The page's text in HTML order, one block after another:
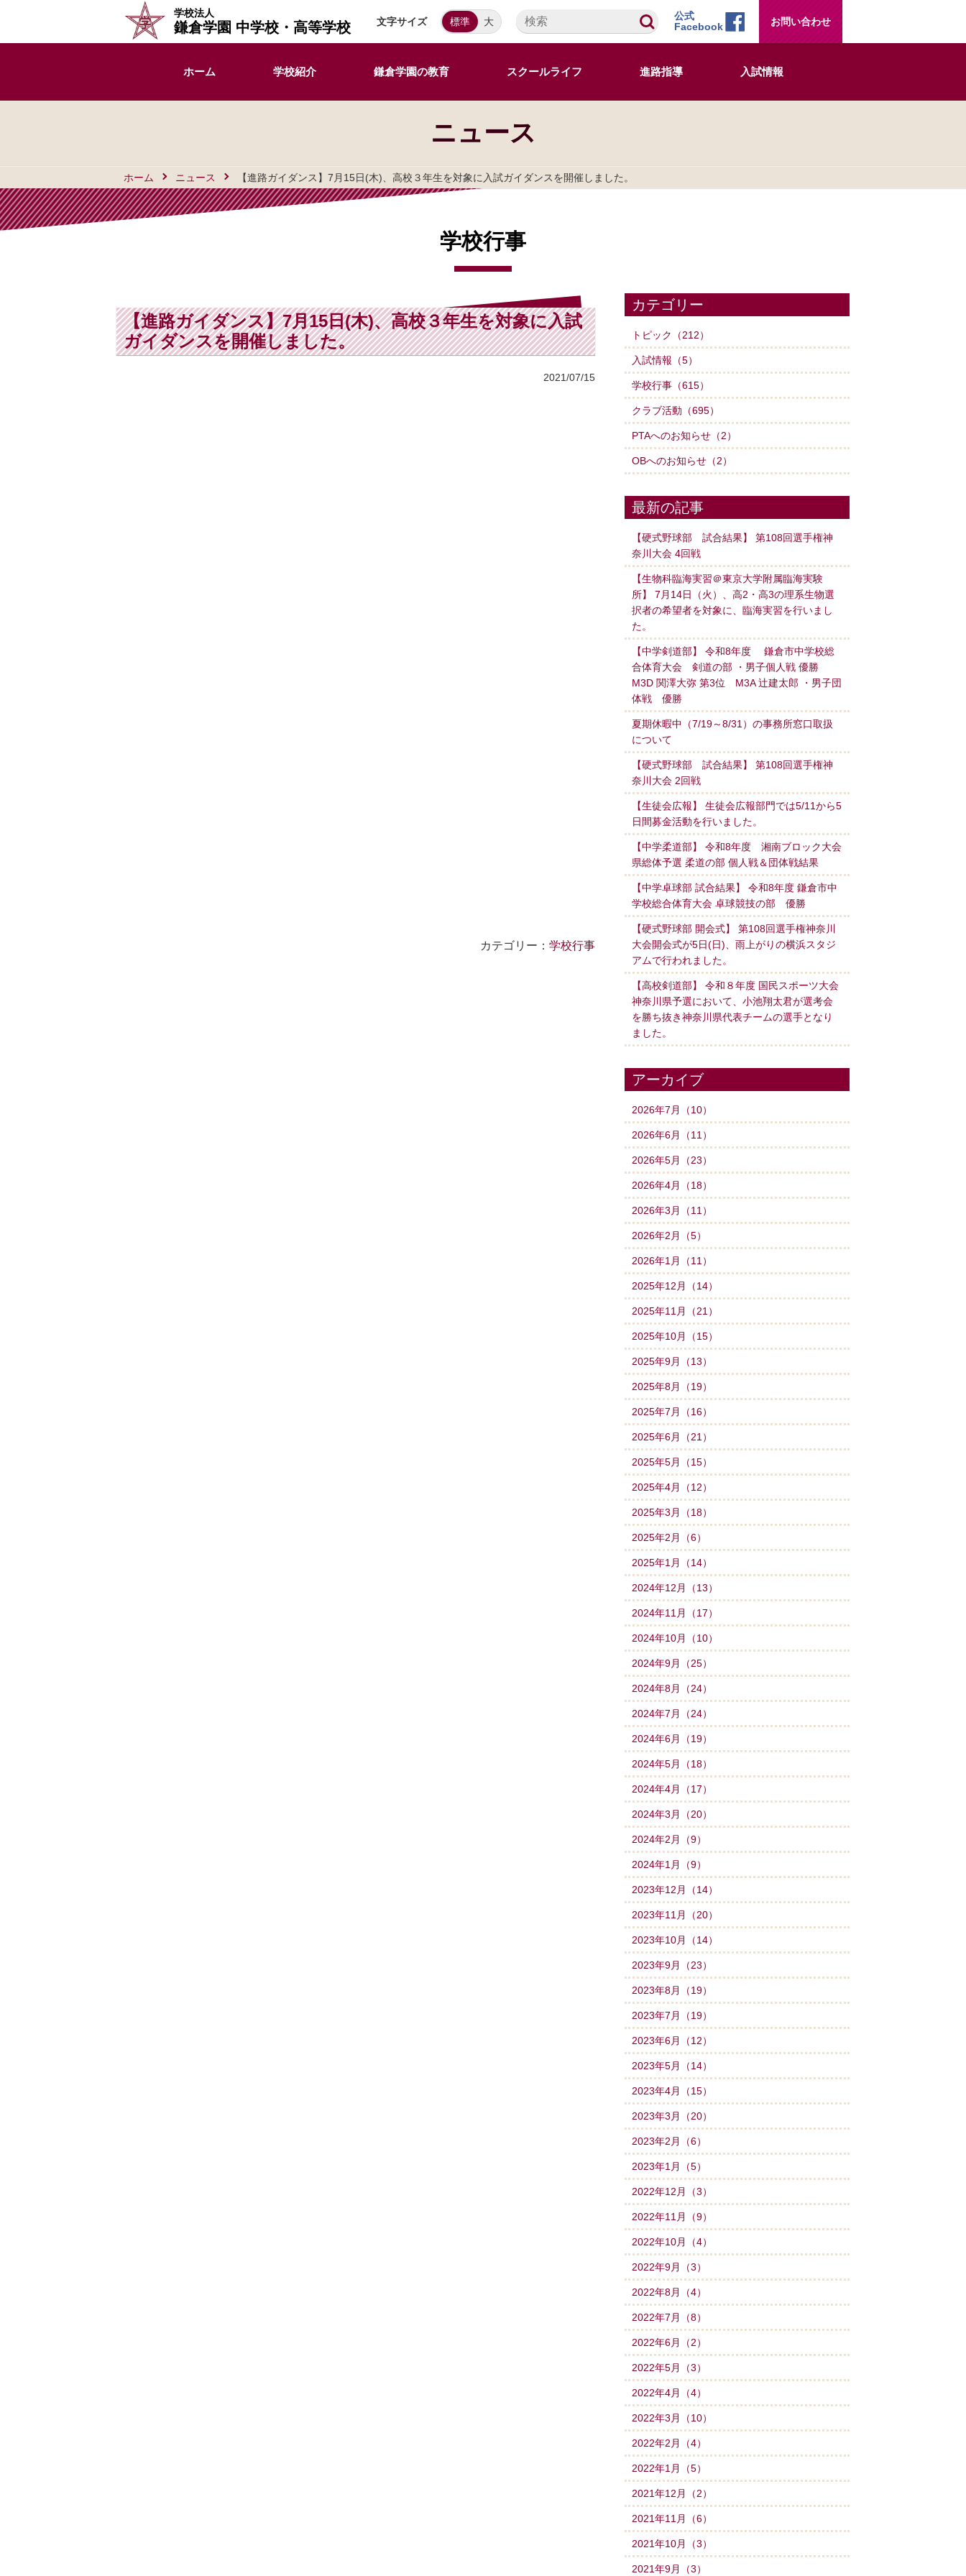
学校法人
鎌倉学園 中学校・高等学校 文字サイズ 標準 大
公式
Facebook
お問い合わせ
ホーム 学校紹介 鎌倉学園の教育 スクールライフ 進路指導 入試情報
ニュース
ホーム ニュース 【進路ガイダンス】7月15日(木)、高校３年生を対象に入試ガイダンスを開催しました。
学校行事
【進路ガイダンス】7月15日(木)、高校３年生を対象に入試
ガイダンスを開催しました。
2021/07/15
カテゴリー：学校行事
カテゴリー
トピック（212）
入試情報（5）
学校行事（615）
クラブ活動（695）
PTAへのお知らせ（2）
OBへのお知らせ（2）
最新の記事
【硬式野球部 試合結果】 第108回選手権神
奈川大会 4回戦
【生物科臨海実習＠東京大学附属臨海実験
所】 7月14日（火）、高2・高3の理系生物選
択者の希望者を対象に、臨海実習を行いまし
た。
【中学剣道部】 令和8年度 鎌倉市中学校総
合体育大会 剣道の部 ・男子個人戦 優勝
M3D 関澤大弥 第3位 M3A 辻建太郎 ・男子団
体戦 優勝
夏期休暇中（7/19～8/31）の事務所窓口取扱
について
【硬式野球部 試合結果】 第108回選手権神
奈川大会 2回戦
【生徒会広報】 生徒会広報部門では5/11から5
日間募金活動を行いました。
【中学柔道部】 令和8年度 湘南ブロック大会
県総体予選 柔道の部 個人戦＆団体戦結果
【中学卓球部 試合結果】 令和8年度 鎌倉市中
学校総合体育大会 卓球競技の部 優勝
【硬式野球部 開会式】 第108回選手権神奈川
大会開会式が5日(日)、雨上がりの横浜スタジ
アムで行われました。
【高校剣道部】 令和８年度 国民スポーツ大会
神奈川県予選において、小池翔太君が選考会
を勝ち抜き神奈川県代表チームの選手となり
ました。
アーカイブ
2026年7月（10）
2026年6月（11）
2026年5月（23）
2026年4月（18）
2026年3月（11）
2026年2月（5）
2026年1月（11）
2025年12月（14）
2025年11月（21）
2025年10月（15）
2025年9月（13）
2025年8月（19）
2025年7月（16）
2025年6月（21）
2025年5月（15）
2025年4月（12）
2025年3月（18）
2025年2月（6）
2025年1月（14）
2024年12月（13）
2024年11月（17）
2024年10月（10）
2024年9月（25）
2024年8月（24）
2024年7月（24）
2024年6月（19）
2024年5月（18）
2024年4月（17）
2024年3月（20）
2024年2月（9）
2024年1月（9）
2023年12月（14）
2023年11月（20）
2023年10月（14）
2023年9月（23）
2023年8月（19）
2023年7月（19）
2023年6月（12）
2023年5月（14）
2023年4月（15）
2023年3月（20）
2023年2月（6）
2023年1月（5）
2022年12月（3）
2022年11月（9）
2022年10月（4）
2022年9月（3）
2022年8月（4）
2022年7月（8）
2022年6月（2）
2022年5月（3）
2022年4月（4）
2022年3月（10）
2022年2月（4）
2022年1月（5）
2021年12月（2）
2021年11月（6）
2021年10月（3）
2021年9月（3）